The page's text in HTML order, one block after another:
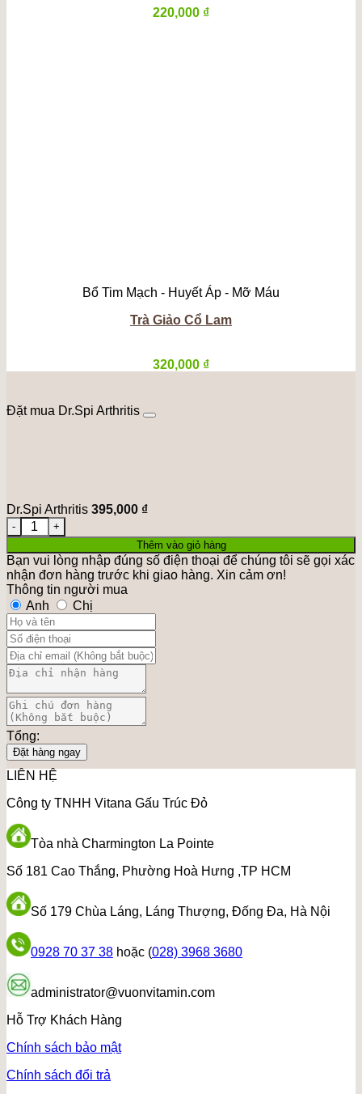
220,000 ₫
Bổ Tim Mạch - Huyết Áp - Mỡ Máu
Trà Giảo Cổ Lam
320,000 ₫
Đặt mua Dr.Spi Arthritis
Dr.Spi Arthritis 395,000 ₫
Dr.Spi Arthritis số lượng
Thêm vào giỏ hàng
Bạn vui lòng nhập đúng số điện thoại để chúng tôi sẽ gọi xác
nhận đơn hàng trước khi giao hàng. Xin cảm ơn!
Thông tin người mua
Anh
Chị
Tổng:
Đặt hàng ngay
LIÊN HỆ
Công ty TNHH Vitana Gấu Trúc Đỏ
Tòa nhà Charmington La Pointe
Số 181 Cao Thắng, Phường Hoà Hưng ,TP HCM
Số 179 Chùa Láng, Láng Thượng, Đống Đa, Hà Nội
0928 70 37 38 hoặc (028) 3968 3680
administrator@vuonvitamin.com
Hỗ Trợ Khách Hàng
Chính sách bảo mật
Chính sách đổi trả